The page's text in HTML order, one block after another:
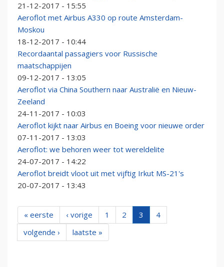
21-12-2017 - 15:55
Aeroflot met Airbus A330 op route Amsterdam-
Moskou
18-12-2017 - 10:44
Recordaantal passagiers voor Russische
maatschappijen
09-12-2017 - 13:05
Aeroflot via China Southern naar Australië en Nieuw-
Zeeland
24-11-2017 - 10:03
Aeroflot kijkt naar Airbus en Boeing voor nieuwe order
07-11-2017 - 13:03
Aeroflot: we behoren weer tot wereldelite
24-07-2017 - 14:22
Aeroflot breidt vloot uit met vijftig Irkut MS-21's
20-07-2017 - 13:43
« eerste ‹ vorige 1 2 3
4
volgende ›
laatste »